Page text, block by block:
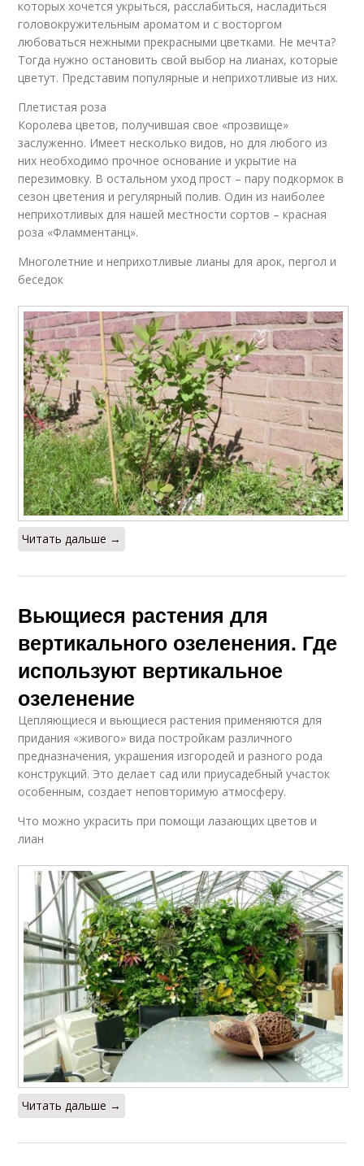
которых хочется укрыться, расслабиться, насладиться
головокружительным ароматом и с восторгом
любоваться нежными прекрасными цветками. Не мечта?
Тогда нужно остановить свой выбор на лианах, которые
цветут. Представим популярные и неприхотливые из них.
Плетистая роза
Королева цветов, получившая свое «прозвище»
заслуженно. Имеет несколько видов, но для любого из
них необходимо прочное основание и укрытие на
перезимовку. В остальном уход прост – пару подкормок в
сезон цветения и регулярный полив. Один из наиболее
неприхотливых для нашей местности сортов – красная
роза «Фламментанц».
Многолетние и неприхотливые лианы для арок, пергол и
беседок
Читать дальше →
Вьющиеся растения для
вертикального озеленения. Где
используют вертикальное
озеленение
Цепляющиеся и вьющиеся растения применяются для
придания «живого» вида постройкам различного
предназначения, украшения изгородей и разного рода
конструкций. Это делает сад или приусадебный участок
особенным, создает неповторимую атмосферу.
Что можно украсить при помощи лазающих цветов и
лиан
Читать дальше →